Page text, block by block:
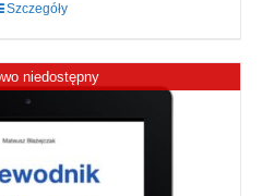
Szczegóły
niedostępny